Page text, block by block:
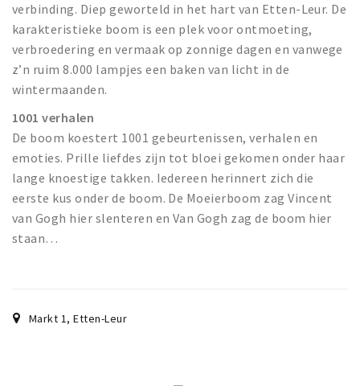
verbinding. Diep geworteld in het hart van Etten-Leur. De
karakteristieke boom is een plek voor ontmoeting,
verbroedering en vermaak op zonnige dagen en vanwege
z’n ruim 8.000 lampjes een baken van licht in de
wintermaanden.
1001 verhalen
De boom koestert 1001 gebeurtenissen, verhalen en
emoties. Prille liefdes zijn tot bloei gekomen onder haar
lange knoestige takken. Iedereen herinnert zich die
eerste kus onder de boom. De Moeierboom zag Vincent
van Gogh hier slenteren en Van Gogh zag de boom hier
staan…
Markt 1,Etten-Leur